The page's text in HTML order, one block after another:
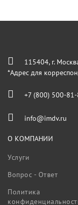
115404, г.
*Адрес для
+7 (800) 500-
info@imdv.ru
О КОМПАНИИ
Услуги
Вопрос - Ответ
Политика